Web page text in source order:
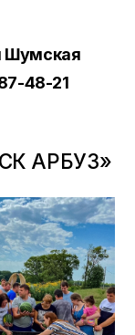
Шумская
48-21
АРБУЗ»